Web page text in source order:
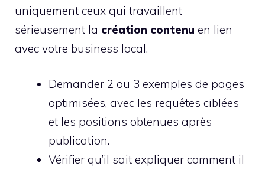
uniquement ceux qui travaillent
sérieusement la création contenu en lien
avec votre business local.
Demander 2 ou 3 exemples de pages
optimisées, avec les requêtes ciblées
et les positions obtenues après
publication.
Vérifier qu’il sait expliquer comment il